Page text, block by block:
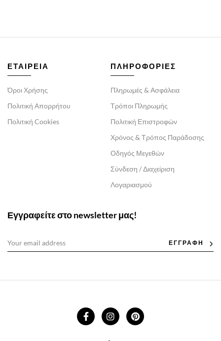
ΕΤΑΙΡΕΙΑ
Όροι Χρήσης
Πολιτική Απορρήτου
Πολιτική Cookies
ΠΛΗΡΟΦΟΡΙΕΣ
Πληρωμές & Ασφάλεια
Τρόποι Πληρωμής
Πολιτική Επιστροφών
Χρόνος & Τρόπος Παράδοσης
Οδηγός Μεγεθών
Σύνδεση / Διαχείριση
Λογαριασμού
Εγγραφείτε στο newsletter μας!
ΕΓΓΡΑΦΗ